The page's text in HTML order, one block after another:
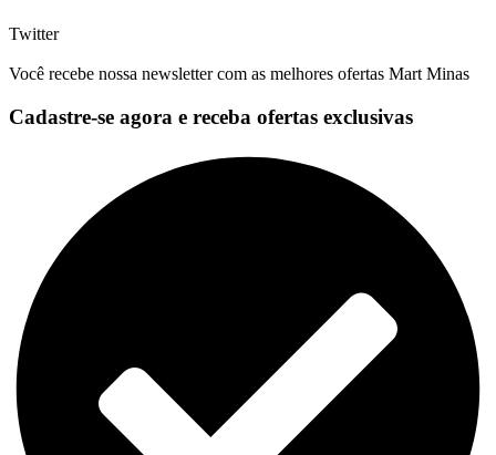
Twitter
Você recebe nossa newsletter com as melhores ofertas Mart Minas
Cadastre-se agora e receba ofertas exclusivas